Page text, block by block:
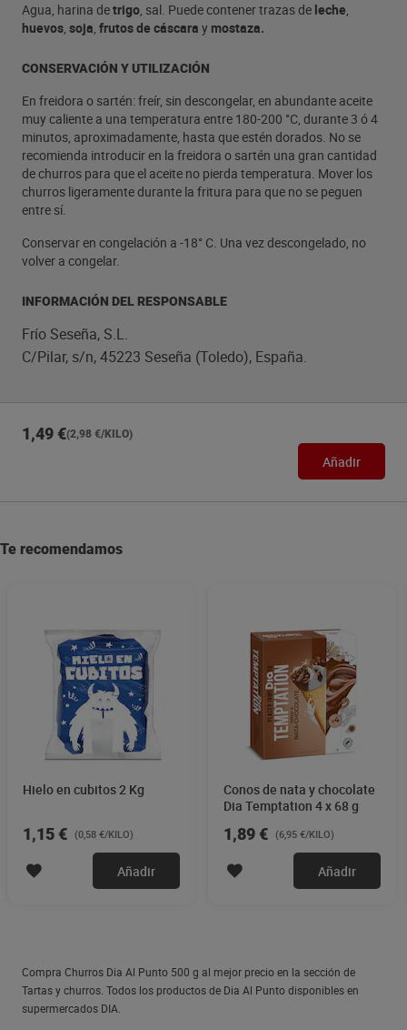
Agua, harina detrigo, sal. Puede contener trazas de leche,
huevos, soja, frutos de cáscara y mostaza.
CONSERVACIÓN Y UTILIZACIÓN
En freidora o sartén: freír, sin descongelar, en abundante aceite
muy caliente a una temperatura entre 180-200 °C, durante 3 ó 4
minutos, aproximadamente, hasta que estén dorados. No se
recomienda introducir en la freidora o sartén una gran cantidad
de churros para que el aceite no pierda temperatura. Mover los
churros ligeramente durante la fritura para que no se peguen
entre sí.
Conservar en congelación a -18° C. Una vez descongelado, no
volver a congelar.
INFORMACIÓN DEL RESPONSABLE
Frío Seseña, S.L.
C/Pilar, s/n, 45223 Seseña (Toledo), España.
1,49 €(2,98 €/KILO)
Añadir
Te recomendamos
Hielo en cubitos 2 Kg
1,15 € (0,58 €/KILO)
Añadir
Conos de nata y chocolate
Dia Temptation 4 x 68 g
1,89 € (6,95 €/KILO)
Añadir
Compra Churros Dia Al Punto 500 g al mejor precio en la sección de
Tartas y churros. Todos los productos de Dia Al Punto disponibles en
supermercados DIA.